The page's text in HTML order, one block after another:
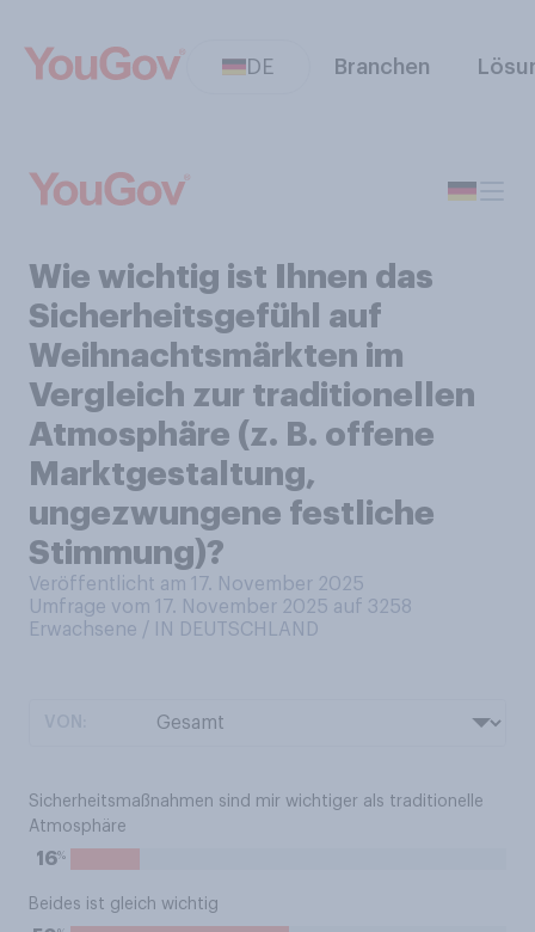
DE Branchen
Wie wichtig ist Ihnen das
Sicherheitsgefühl auf
Weihnachtsmärkten im
Vergleich zur traditionellen
Atmosphäre (z. B. offene
Marktgestaltung,
ungezwungene festliche
Stimmung)?
Veröffentlicht am 17. November 2025
Umfrage vom 17. November 2025 auf 3258
Erwachsene / IN DEUTSCHLAND
Sicherheitsmaßnahmen sind mir wichtiger als traditionelle
Atmosphäre
16%
Beides ist gleich wichtig